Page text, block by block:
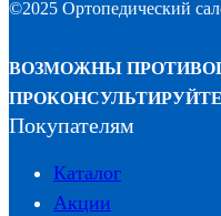
©2025 Ортопедический
ВОЗМОЖНЫ
Покупателям
Каталог
Акции